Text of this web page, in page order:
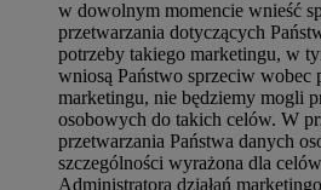
w dowolnym momencie wnieść
przetwarzania dotyczących
potrzeby takiego marketingu, w
wniosą Państwo sprzeciw wobec
marketingu, nie będziemy mogli
osobowych do takich celów. W
przetwarzania Państwa danych
szczególności wyrażona dla
Administratora działań